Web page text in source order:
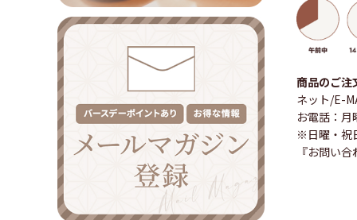
商品のご注
ネット/E-
お電話：
※日曜・祝
『お問い